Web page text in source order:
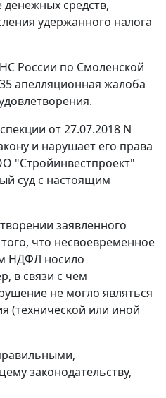
денежных средств,
удержанного налога
России по Смоленской
апелляционная жалоба
от 27.07.2018 N
и нарушает его права
"Стройинвестпроект"
суд с настоящим
заявленного
что несвоевременное
НДФЛ носило
в связи с чем
не могло являться
(технической или иной
законодательству,